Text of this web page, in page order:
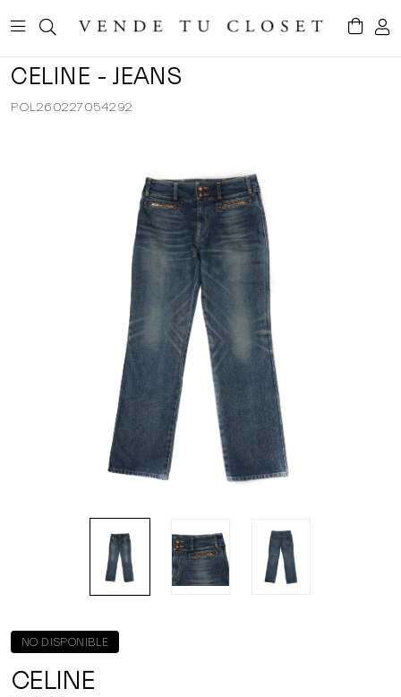
CELINE - JEANS
POL260227054292
NO DISPONIBLE
CELINE